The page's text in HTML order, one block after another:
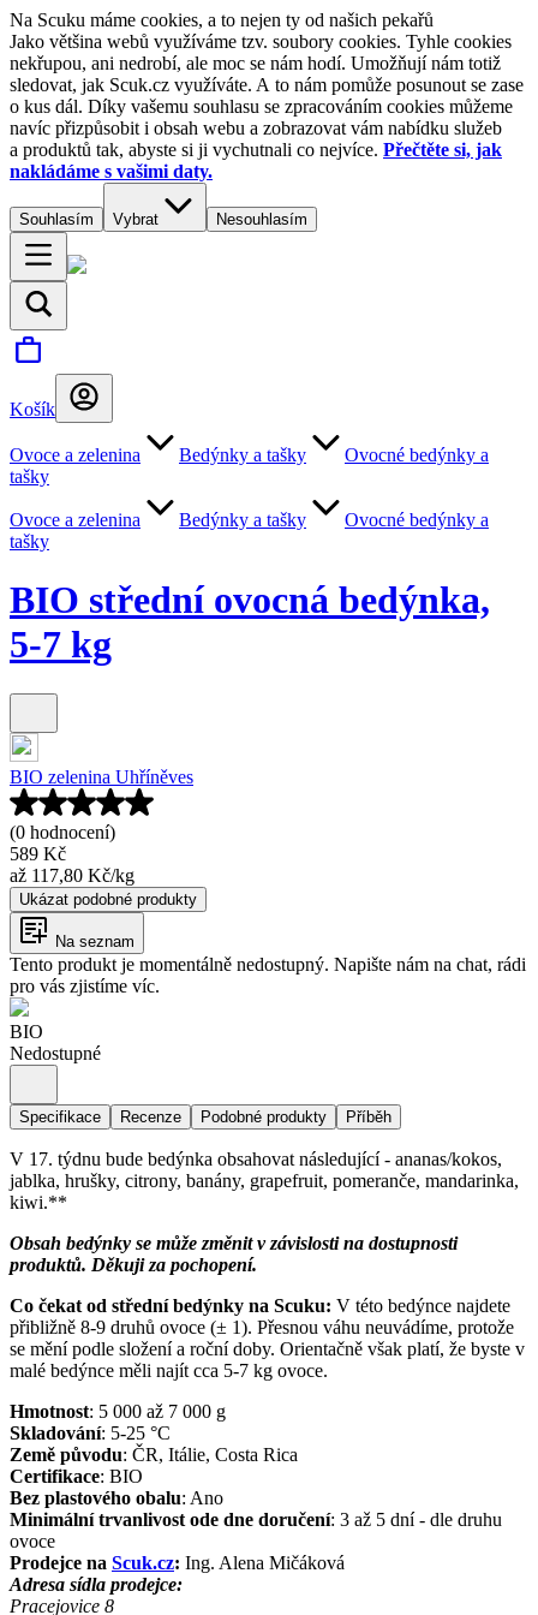
Na Scuku máme cookies, a to nejen ty od našich pekařů
Jako většina webů využíváme tzv. soubory cookies. Tyhle cookies
nekřupou, ani nedrobí, ale moc se nám hodí. Umožňují nám totiž
sledovat, jak Scuk.cz využíváte. A to nám pomůže posunout se zase
o kus dál. Díky vašemu souhlasu se zpracováním cookies můžeme
navíc přizpůsobit i obsah webu a zobrazovat vám nabídku služeb
a produktů tak, abyste si ji vychutnali co nejvíce. Přečtěte si, jak
nakládáme s vašimi daty.
Souhlasím Vybrat Nesouhlasím
Košík
Ovoce a zelenina Bedýnky a tašky
Ovocné bedýnky a
tašky
Ovoce a zelenina Bedýnky a tašky
Ovocné bedýnky a
tašky
BIO střední ovocná bedýnka,
5-7 kg
BIO zelenina Uhříněves
(0 hodnocení)
589 Kč
až 117,80 Kč/kg
Ukázat podobné produkty
Na seznam
Tento produkt je momentálně nedostupný. Napište nám na chat, rádi
pro vás zjistíme víc.
BIO
Nedostupné
Specifikace Recenze Podobné produkty Příběh
V 17. týdnu bude bedýnka obsahovat následující - ananas/kokos,
jablka, hrušky, citrony, banány, grapefruit, pomeranče, mandarinka,
kiwi.**
Obsah bedýnky se může změnit v závislosti na dostupnosti
produktů. Děkuji za pochopení.
Co čekat od střední bedýnky na Scuku: V této bedýnce najdete
přibližně 8-9 druhů ovoce (± 1). Přesnou váhu neuvádíme, protože
se mění podle složení a roční doby. Orientačně však platí, že byste v
malé bedýnce měli najít cca 5-7 kg ovoce.
Hmotnost: 5 000 až 7 000 g
Skladování: 5-25 °C
Země původu: ČR, Itálie, Costa Rica
Certifikace: BIO
Bez plastového obalu: Ano
Minimální trvanlivost ode dne doručení: 3 až 5 dní - dle druhu
ovoce
Prodejce na Scuk.cz: Ing. Alena Mičáková
Adresa sídla prodejce:
Pracejovice 8